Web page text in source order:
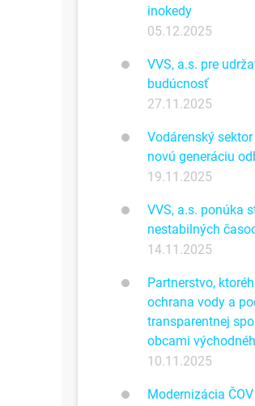
inokedy
05.12.2025
VVS, a.s. pre
budúcnosť
27.11.2025
Vodárenský
novú generáciu
19.11.2025
VVS, a.s. ponúka
nestabilných
14.11.2025
Partnerstvo,
ochrana vody a
transparentnej
obcami
10.11.2025
Modernizácia